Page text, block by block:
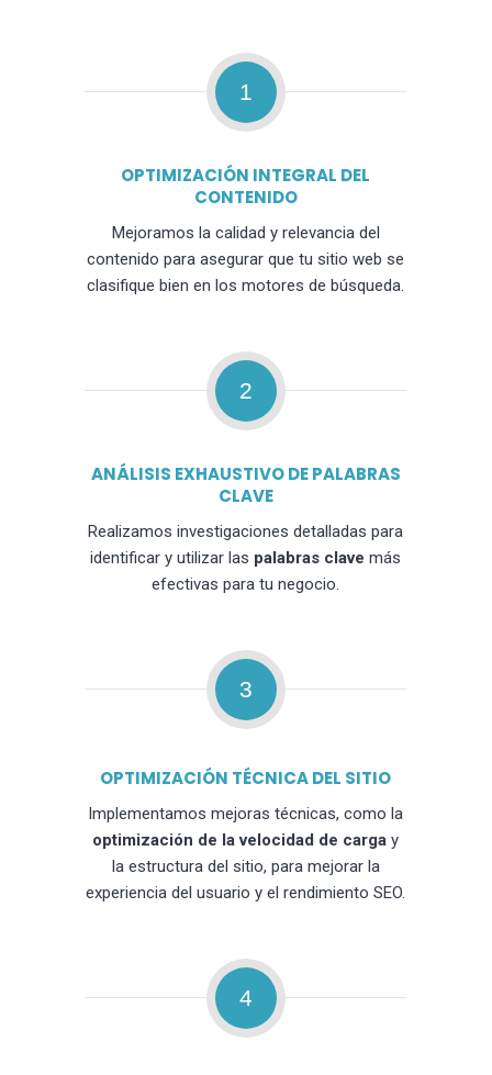
1
OPTIMIZACIÓN INTEGRAL DEL
CONTENIDO
Mejoramos la calidad y relevancia del
contenido para asegurar que tu sitio web se
clasifique bien en los motores de búsqueda.
2
ANÁLISIS EXHAUSTIVO DE PALABRAS
CLAVE
Realizamos investigaciones detalladas para
identificar y utilizar las palabras clave más
efectivas para tu negocio.
3
OPTIMIZACIÓN TÉCNICA DEL SITIO
Implementamos mejoras técnicas, como la
optimización de la velocidad de carga y
la estructura del sitio, para mejorar la
experiencia del usuario y el rendimiento SEO.
4